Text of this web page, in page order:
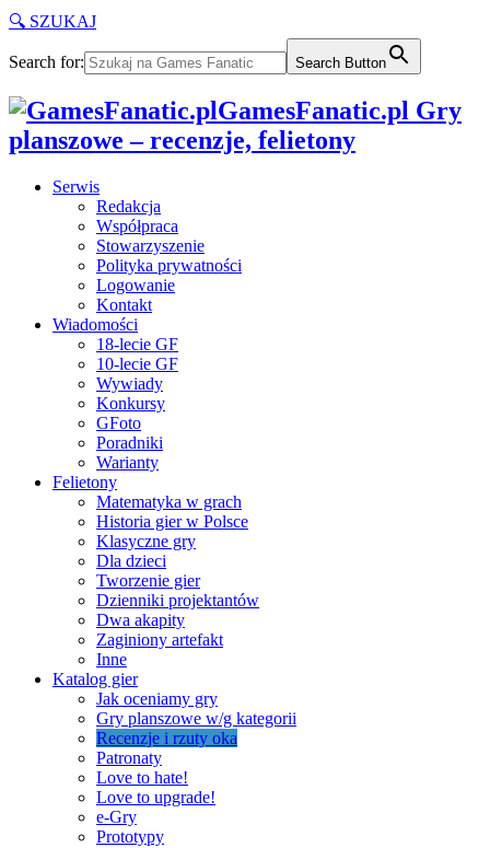
🔍 SZUKAJ
Search for: Search Button
GamesFanatic.pl Gry
planszowe – recenzje, felietony
Serwis
Redakcja
Współpraca
Stowarzyszenie
Polityka prywatności
Logowanie
Kontakt
Wiadomości
18-lecie GF
10-lecie GF
Wywiady
Konkursy
GFoto
Poradniki
Warianty
Felietony
Matematyka w grach
Historia gier w Polsce
Klasyczne gry
Dla dzieci
Tworzenie gier
Dzienniki projektantów
Dwa akapity
Zaginiony artefakt
Inne
Katalog gier
Jak oceniamy gry
Gry planszowe w/g kategorii
Recenzje i rzuty oka
Patronaty
Love to hate!
Love to upgrade!
e-Gry
Prototypy